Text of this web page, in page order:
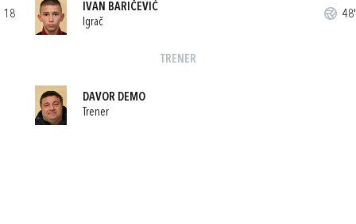
18
IVAN BARIČEVIĆ
Igrač
48'
TRENER
DAVOR DEMO
Trener